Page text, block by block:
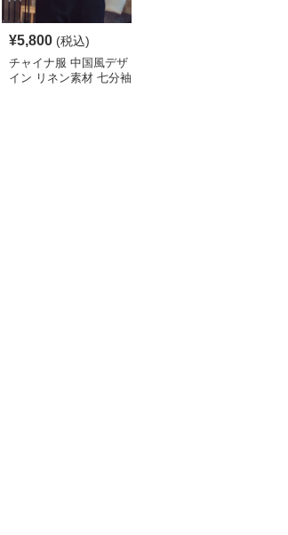
¥5,800 (税込)
チャイナ服 中国風デザ
イン リネン素材 七分袖